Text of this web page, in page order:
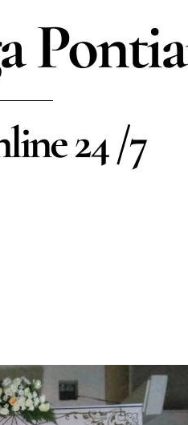
24 /7